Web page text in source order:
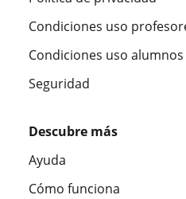
Condiciones uso
Condiciones uso alumnos
Seguridad
Descubre más
Ayuda
Cómo funciona